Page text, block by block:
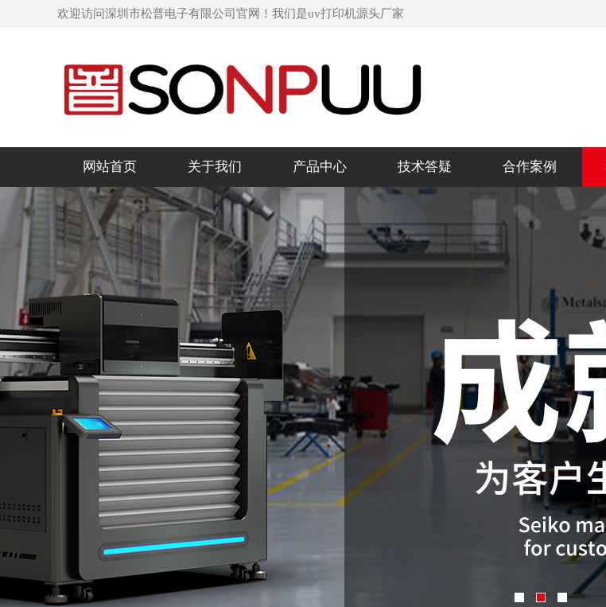
欢迎访问深圳市松普电子有限公司官网！我们是uv打印机源头厂家
网站首页 关于我们 产品中心 技术答疑 合作案例